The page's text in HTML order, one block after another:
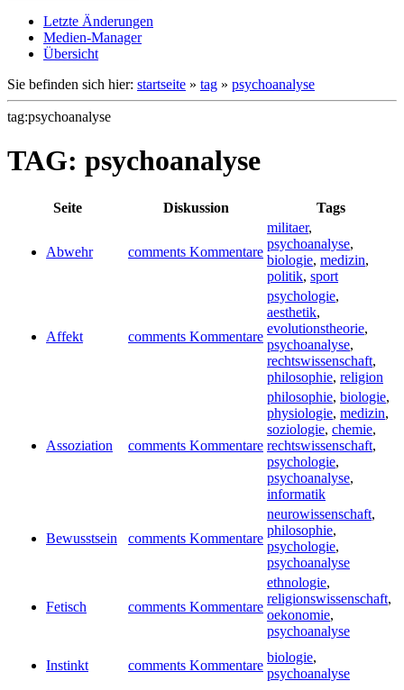
Letzte Änderungen
Medien-Manager
Übersicht
Sie befinden sich hier: startseite » tag » psychoanalyse
tag:psychoanalyse
TAG: psychoanalyse
Seite Diskussion Tags
Abwehr comments Kommentare
militaer,
psychoanalyse,
biologie, medizin,
politik, sport
Affekt comments Kommentare
psychologie,
aesthetik,
evolutionstheorie,
psychoanalyse,
rechtswissenschaft,
philosophie, religion
Assoziation comments Kommentare
philosophie, biologie,
physiologie, medizin,
soziologie, chemie,
rechtswissenschaft,
psychologie,
psychoanalyse,
informatik
Bewusstsein comments Kommentare
neurowissenschaft,
philosophie,
psychologie,
psychoanalyse
Fetisch comments Kommentare
ethnologie,
religionswissenschaft,
oekonomie,
psychoanalyse
Instinkt comments Kommentare
biologie,
psychoanalyse